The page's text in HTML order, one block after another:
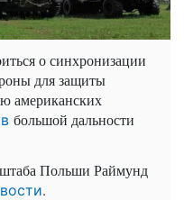
о синхронизации
для защиты
американских
большой дальности
Польши Раймунд
.